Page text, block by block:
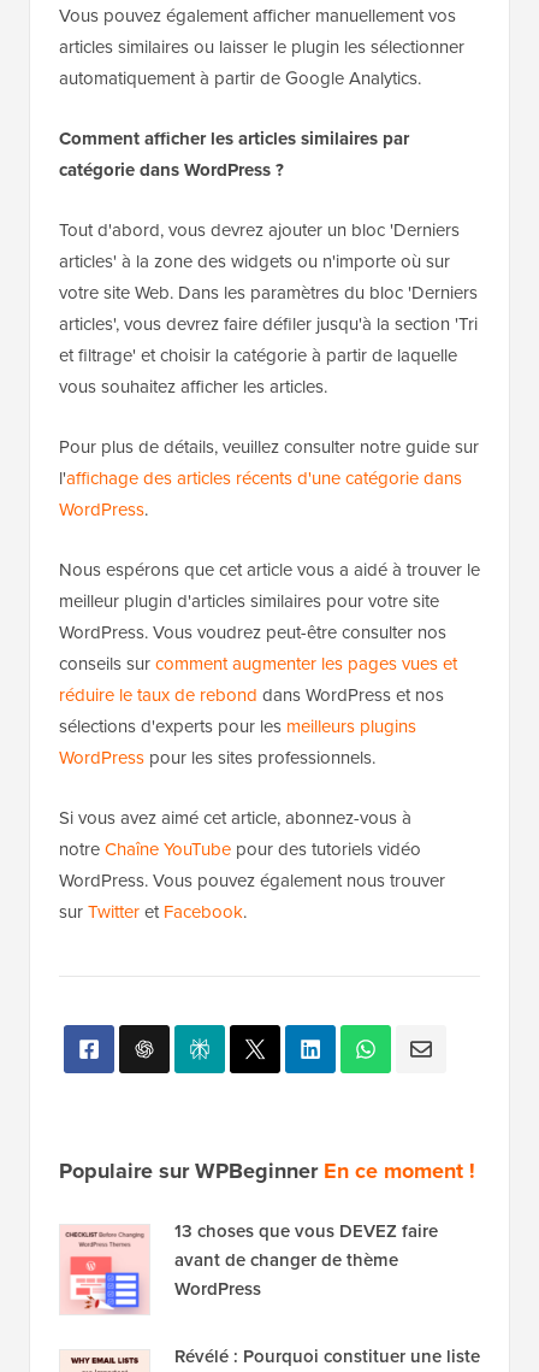
Vous pouvez également afficher manuellement vos
articles similaires ou laisser le plugin les sélectionner
automatiquement à partir de Google Analytics.
Comment afficher les articles similaires par
catégorie dans WordPress ?
Tout d'abord, vous devrez ajouter un bloc 'Derniers
articles' à la zone des widgets ou n'importe où sur
votre site Web. Dans les paramètres du bloc 'Derniers
articles', vous devrez faire défiler jusqu'à la section 'Tri
et filtrage' et choisir la catégorie à partir de laquelle
vous souhaitez afficher les articles.
Pour plus de détails, veuillez consulter notre guide sur
l'affichage des articles récents d'une catégorie dans
WordPress.
Nous espérons que cet article vous a aidé à trouver le
meilleur plugin d'articles similaires pour votre site
WordPress. Vous voudrez peut-être consulter nos
conseils surcomment augmenter les pages vues et
réduire le taux de rebond dans WordPress et nos
sélections d'experts pour les meilleurs plugins
WordPress pour les sites professionnels.
Si vous avez aimé cet article, abonnez-vous à
notreChaîne YouTube pour des tutoriels vidéo
WordPress. Vous pouvez également nous trouver
surTwitteretFacebook.
Populaire sur WPBeginnerEn ce moment !
13 choses que vous DEVEZ faire
avant de changer de thème
WordPress
Révélé : Pourquoi constituer une liste